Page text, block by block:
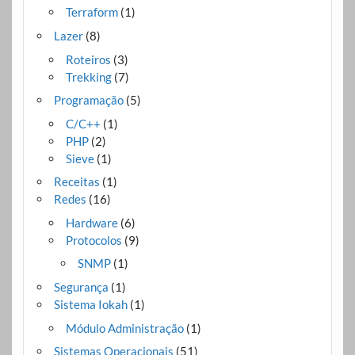
Terraform(1)
Lazer(8)
Roteiros (3)
Trekking(7)
Programação(5)
C/C++ (1)
PHP(2)
Sieve(1)
Receitas (1)
Redes (16)
Hardware(6)
Protocolos (9)
SNMP (1)
Segurança (1)
Sistema Iokah(1)
Módulo Administração(1)
Sistemas Operacionais (51)